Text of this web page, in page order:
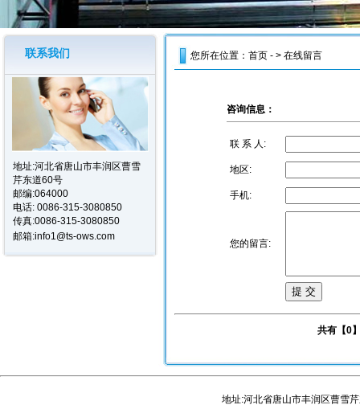
联系我们
地址:河北省唐山市丰润区曹雪
芹东道60号
邮编:064000
电话: 0086-315-3080850
传真:0086-315-3080850
邮箱:info1@ts-ows.com
您所在位置： 首页 - > 在线留言
咨询信息：
联 系 人:
地区:
手机:
您的留言:
共有【0
地址:河北省唐山市丰润区曹雪